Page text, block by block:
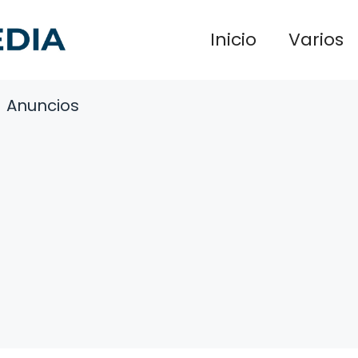
Inicio Varios
Anuncios